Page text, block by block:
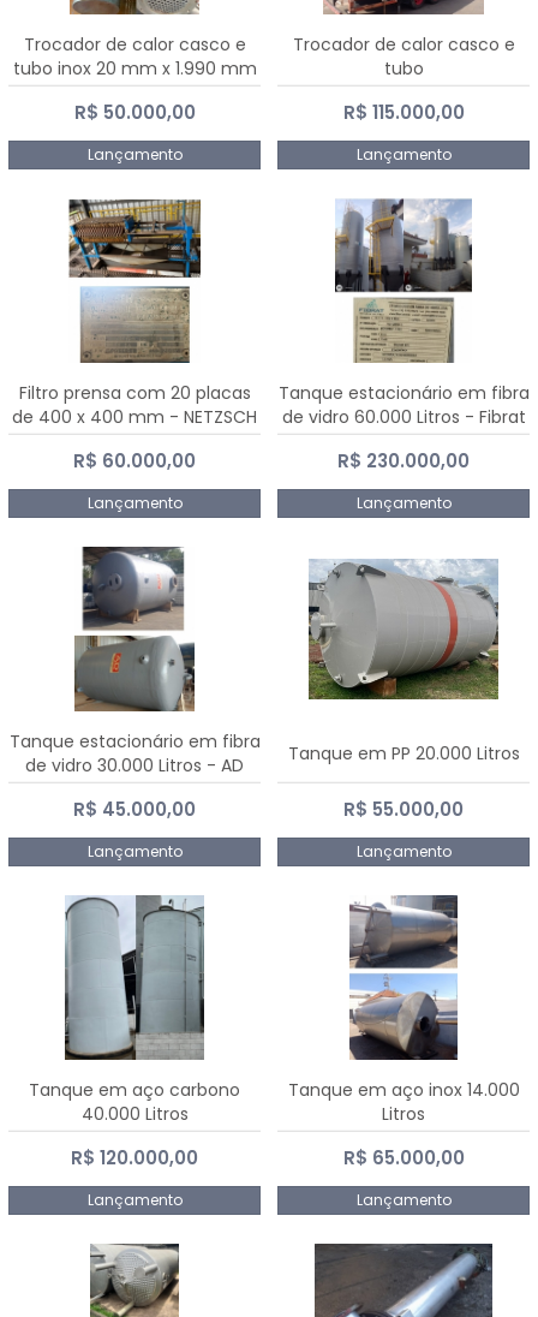
Trocador de calor casco e
tubo inox 20 mm x 1.990 mm
R$ 50.000,00
Lançamento
Trocador de calor casco e
tubo
R$ 115.000,00
Lançamento
Filtro prensa com 20 placas
de 400 x 400 mm - NETZSCH
R$ 60.000,00
Lançamento
Tanque estacionário em fibra
de vidro 60.000 Litros - Fibrat
R$ 230.000,00
Lançamento
Tanque estacionário em fibra
de vidro 30.000 Litros - AD
Fibras
R$ 45.000,00
Lançamento
Tanque em PP 20.000 Litros
R$ 55.000,00
Lançamento
Tanque em aço carbono
40.000 Litros
R$ 120.000,00
Lançamento
Tanque em aço inox 14.000
Litros
R$ 65.000,00
Lançamento